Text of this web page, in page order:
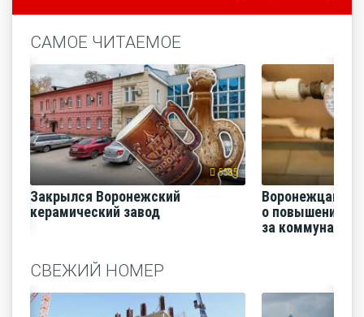
САМОЕ ЧИТАЕМОЕ
5585
Закрылся Воронежский
керамический завод
Воронежцам
о повышении
за
СВЕЖИЙ НОМЕР